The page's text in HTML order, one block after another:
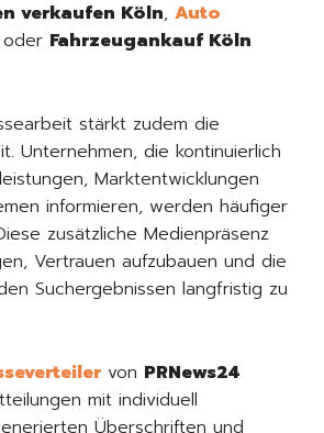
verkaufen Köln, Auto
oder Fahrzeugankauf Köln
stärkt zudem die
Unternehmen, die kontinuierlich
Marktentwicklungen
informieren, werden häufiger
zusätzliche Medienpräsenz
Vertrauen aufzubauen und die
Suchergebnissen langfristig zu
von PRNews24
mit individuell
Überschriften und